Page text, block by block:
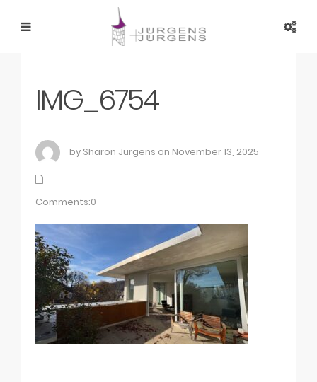
IMG_6754
by Sharon Jürgens on November 13, 2025
Comments:0